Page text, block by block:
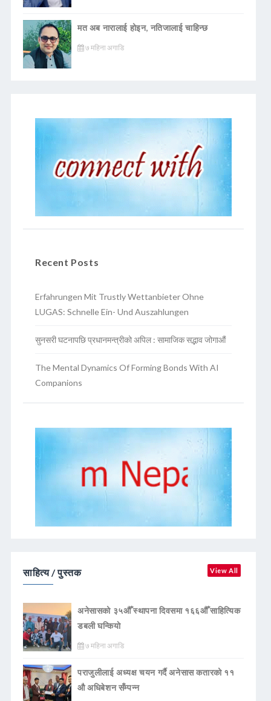
मत अब नारालाई होइन, नतिजालाई चाहिन्छ
७ महिना अगाडि
Recent Posts
Erfahrungen Mit Trustly Wettanbieter Ohne
LUGAS: Schnelle Ein- Und Auszahlungen
सुनसरी घटनापछि प्रधानमन्त्रीको अपिल : सामाजिक सद्भाव जोगाऔं
The Mental Dynamics Of Forming Bonds With AI
Companions
साहित्य / पुस्तक View All
अनेसासको ३५औँ स्थापना दिवसमा १६६औँ साहित्यिक
डबली घन्कियाे
७ महिना अगाडि
पराजुलीलाई अध्यक्ष चयन गर्दै अनेसास कतारको ११
औ अधिबेशन सँम्पन्न